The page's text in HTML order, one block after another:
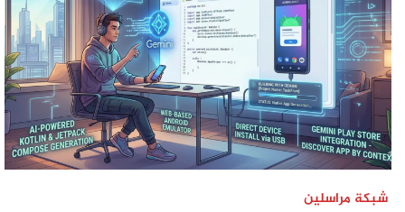
شبكة مراسلين